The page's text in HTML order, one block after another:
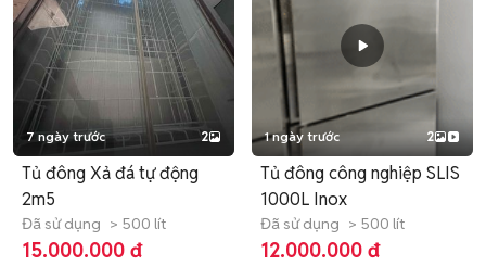
7 ngày trước 2
Tủ đông Xả đá tự động
2m5
Đã sử dụng > 500 lít
15.000.000 đ
1 ngày trước 2
Tủ đông công nghiệp SLIS
1000L Inox
Đã sử dụng > 500 lít
12.000.000 đ